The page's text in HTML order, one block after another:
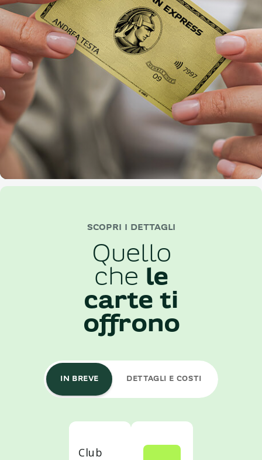
SCOPRI I DETTAGLI
Quello
che le
carte ti
offrono
IN BREVE DETTAGLI E COSTI
Club